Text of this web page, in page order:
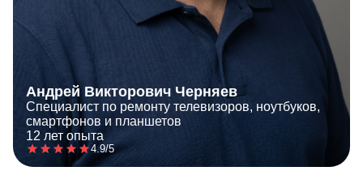
Андрей Викторович Черняев
Специалист по ремонту телевизоров, ноутбуков,
смартфонов и планшетов
12 лет опыта
4.9/5